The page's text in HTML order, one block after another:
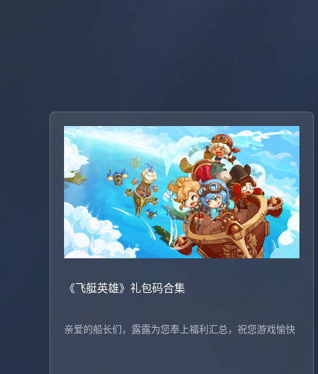
《飞艇英雄》礼包码合集
亲爱的船长们，露露为您奉上福利汇总，祝您游戏愉快